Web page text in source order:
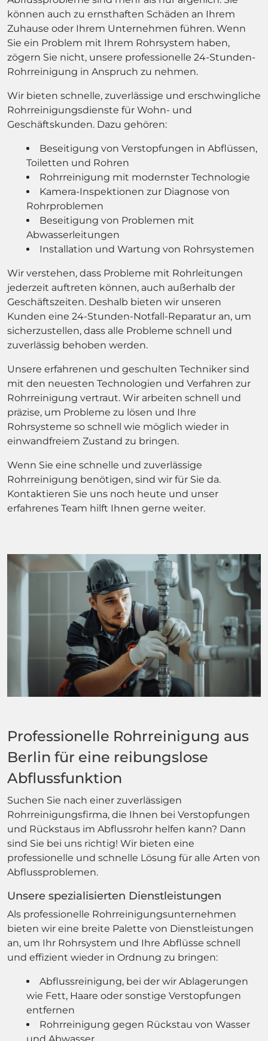
können auch zu ernsthaften Schäden an Ihrem
Zuhause oder Ihrem Unternehmen führen. Wenn
Sie ein Problem mit Ihrem Rohrsystem haben,
zögern Sie nicht, unsere professionelle 24-Stunden-
Rohrreinigung in Anspruch zu nehmen.
Wir bieten schnelle, zuverlässige und erschwingliche
Rohrreinigungsdienste für Wohn- und
Geschäftskunden. Dazu gehören:
Beseitigung von Verstopfungen in Abflüssen,
Toiletten und Rohren
Rohrreinigung mit modernster Technologie
Kamera-Inspektionen zur Diagnose von
Rohrproblemen
Beseitigung von Problemen mit
Abwasserleitungen
Installation und Wartung von Rohrsystemen
Wir verstehen, dass Probleme mit Rohrleitungen
jederzeit auftreten können, auch außerhalb der
Geschäftszeiten. Deshalb bieten wir unseren
Kunden eine 24-Stunden-Notfall-Reparatur an, um
sicherzustellen, dass alle Probleme schnell und
zuverlässig behoben werden.
Unsere erfahrenen und geschulten Techniker sind
mit den neuesten Technologien und Verfahren zur
Rohrreinigung vertraut. Wir arbeiten schnell und
präzise, um Probleme zu lösen und Ihre
Rohrsysteme so schnell wie möglich wieder in
einwandfreiem Zustand zu bringen.
Wenn Sie eine schnelle und zuverlässige
Rohrreinigung benötigen, sind wir für Sie da.
Kontaktieren Sie uns noch heute und unser
erfahrenes Team hilft Ihnen gerne weiter.
Professionelle Rohrreinigung aus
Berlin für eine reibungslose
Abflussfunktion
Suchen Sie nach einer zuverlässigen
Rohrreinigungsfirma, die Ihnen bei Verstopfungen
und Rückstaus im Abflussrohr helfen kann? Dann
sind Sie bei uns richtig! Wir bieten eine
professionelle und schnelle Lösung für alle Arten von
Abflussproblemen.
Unsere spezialisierten Dienstleistungen
Als professionelle Rohrreinigungsunternehmen
bieten wir eine breite Palette von Dienstleistungen
an, um Ihr Rohrsystem und Ihre Abflüsse schnell
und effizient wieder in Ordnung zu bringen:
Abflussreinigung, bei der wir Ablagerungen
wie Fett, Haare oder sonstige Verstopfungen
entfernen
Rohrreinigung gegen Rückstau von Wasser